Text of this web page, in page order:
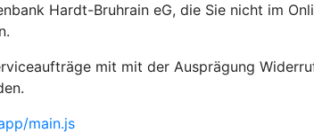
Hardt-Bruhrain eG, die Sie nicht im
mit mit der Ausprägung
main.js